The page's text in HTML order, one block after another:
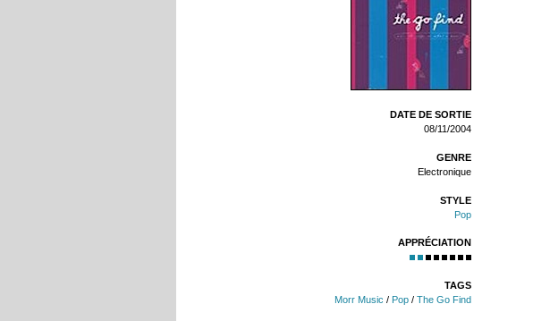
DATE DE SORTIE
08/11/2004
GENRE
Electronique
STYLE
Pop
APPRÉCIATION
TAGS
Morr Music / Pop / The Go Find